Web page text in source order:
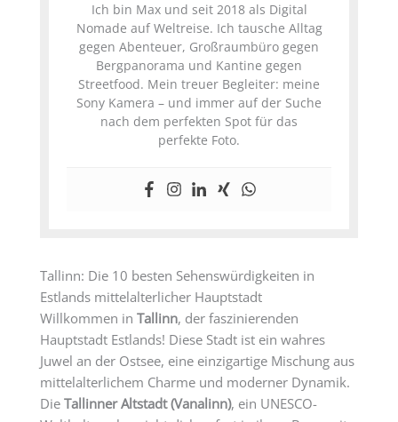
Ich bin Max und seit 2018 als Digital
Nomade auf Weltreise. Ich tausche Alltag
gegen Abenteuer, Großraumbüro gegen
Bergpanorama und Kantine gegen
Streetfood. Mein treuer Begleiter: meine
Sony Kamera – und immer auf der Suche
nach dem perfekten Spot für das
perfekte Foto.
Tallinn: Die 10 besten Sehenswürdigkeiten in
Estlands mittelalterlicher Hauptstadt
Willkommen in Tallinn, der faszinierenden
Hauptstadt Estlands! Diese Stadt ist ein wahres
Juwel an der Ostsee, eine einzigartige Mischung aus
mittelalterlichem Charme und moderner Dynamik.
Die Tallinner Altstadt (Vanalinn), ein UNESCO-